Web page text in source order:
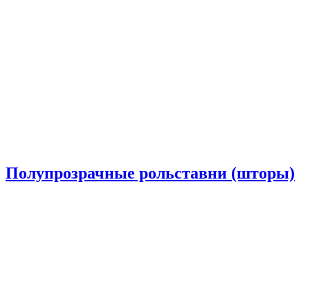
Полупрозрачные рольставни (шторы)